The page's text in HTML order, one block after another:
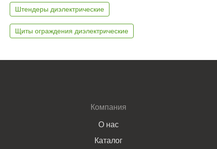
Штендеры диэлектрические
Щиты ограждения диэлектрические
Компания
О нас
Каталог